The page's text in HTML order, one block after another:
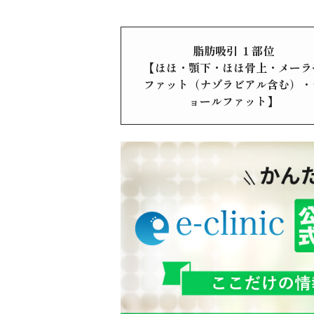
脂肪吸引 １部位
【ほほ・顎下・ほほ骨上・メー
ファット（ナゾラビアル含む）
ョールファット】